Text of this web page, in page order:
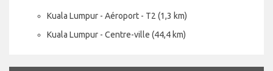
Kuala Lumpur - Aéroport - T2 (1,3 km)
Kuala Lumpur - Centre-ville (44,4 km)